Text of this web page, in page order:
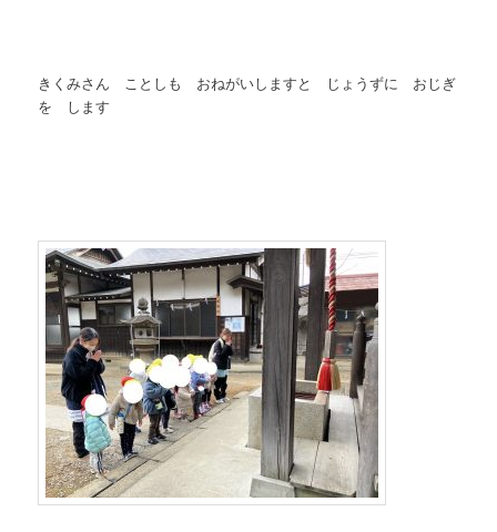
きくみさん ことしも おねがいしますと じょうずに おじぎ
を します